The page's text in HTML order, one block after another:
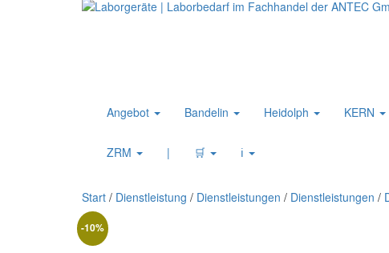
Angebot Bandelin Heidolph KERN
ZRM | 🛒 ℹ️
Start / Dienstleistung / Dienstleistungen / Dienstleistungen /
-10%